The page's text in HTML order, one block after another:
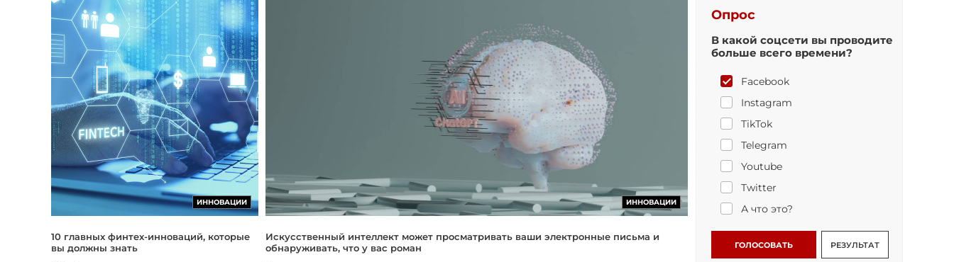
ИННОВАЦИИ
10 главных финтех-инноваций, которые
вы должны знать
ИННОВАЦИИ
Искусственный интеллект может просматривать ваши электронные письма и
обнаруживать, что у вас роман
Опрос
В какой соцсети вы проводите
больше всего времени?
Facebook
Instagram
TikTok
Telegram
Youtube
Twitter
А что это?
ГОЛОСОВАТЬ РЕЗУЛЬТАТ